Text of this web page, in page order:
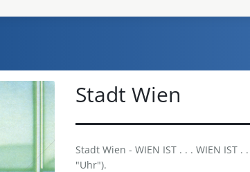
Stadt Wien
Stadt Wien - WIEN IST . . . WIEN IST
"Uhr").